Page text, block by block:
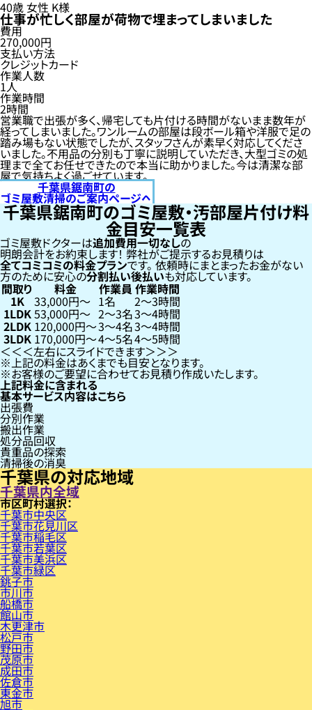
40歳女性 K様
仕事が忙しく部屋が荷物で埋まってしまいました
費用
270,000円
支払い方法
クレジットカード
作業人数
1人
作業時間
2時間
営業職で出張が多く、帰宅しても片付ける時間がないまま数年が
経ってしまいました。ワンルームの部屋は段ボール箱や洋服で足の
踏み場もない状態でしたが、スタッフさんが素早く対応してくださ
いました。不用品の分別も丁寧に説明していただき、大型ゴミの処
理まで全てお任せできたので本当に助かりました。今は清潔な部
屋で気持ちよく過ごせています。
千葉県鋸南町の
ゴミ屋敷清掃のご案内ページへ
千葉県鋸南町のゴミ屋敷・汚部屋片付け料
金目安一覧表
ゴミ屋敷ドクターは追加費用一切なしの
明朗会計をお約束します！弊社がご提示するお見積りは
全てコミコミの料金プランです。依頼時にまとまったお金がない
方のために安心の分割払い後払いも対応しています。
間取り 料金 作業員 作業時間
1K 33,000円〜 1名 2〜3時間
1LDK53,000円〜 2〜3名3〜4時間
2LDK 120,000円〜3〜4名3〜4時間
3LDK 170,000円〜4〜5名4〜5時間
左右にスライドできます
上記の料金はあくまでも目安となります。
お客様のご要望に合わせてお見積り作成いたします。
上記料金に含まれる
基本サービス内容はこちら
出張費
分別作業
搬出作業
処分品回収
貴重品の探索
清掃後の消臭
千葉県の対応地域
千葉県内全域
市区町村
千葉市中央区
千葉市花見川区
千葉市稲毛区
千葉市若葉区
千葉市美浜区
千葉市緑区
銚子市
市川市
船橋市
館山市
木更津市
松戸市
野田市
茂原市
成田市
佐倉市
東金市
旭市